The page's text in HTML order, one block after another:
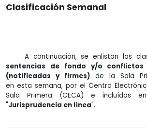
Clasificación Semanal
A continuación, se enlistan las
sentencias de fondo y/o conflictos
(notificadas y firmes) de la Sala
en esta semana, por el Centro
Sala Primera (CECA) e incluídas
"Jurisprudencia en línea".